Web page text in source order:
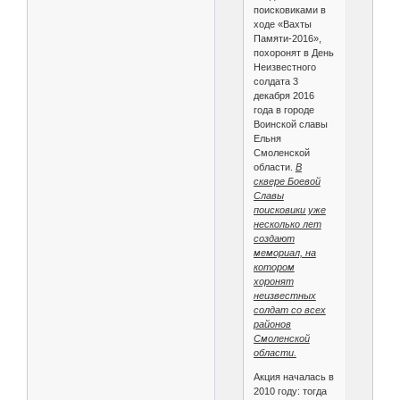
поисковиками в
ходе «Вахты
Памяти-2016»,
похоронят в День
Неизвестного
солдата 3
декабря 2016
года в городе
Воинской славы
Ельня
Смоленской
области. В
сквере Боевой
Славы
поисковики уже
несколько лет
создают
мемориал, на
котором
хоронят
неизвестных
солдат со всех
районов
Смоленской
области.
Акция началась в
2010 году: тогда